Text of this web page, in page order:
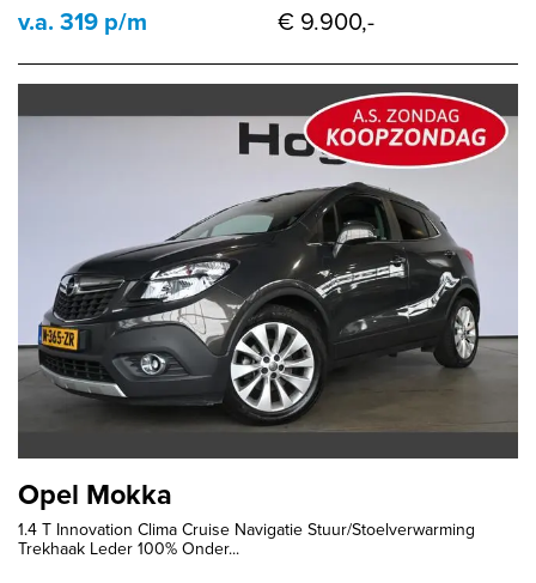
v.a. 319 p/m € 9.900,-
Opel Mokka
1.4 T Innovation Clima Cruise Navigatie Stuur/Stoelverwarming
Trekhaak Leder 100% Onder...